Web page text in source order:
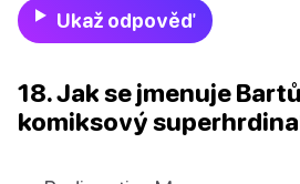
Ukaž odpověď
18. Jak se jmenuje
komiksový